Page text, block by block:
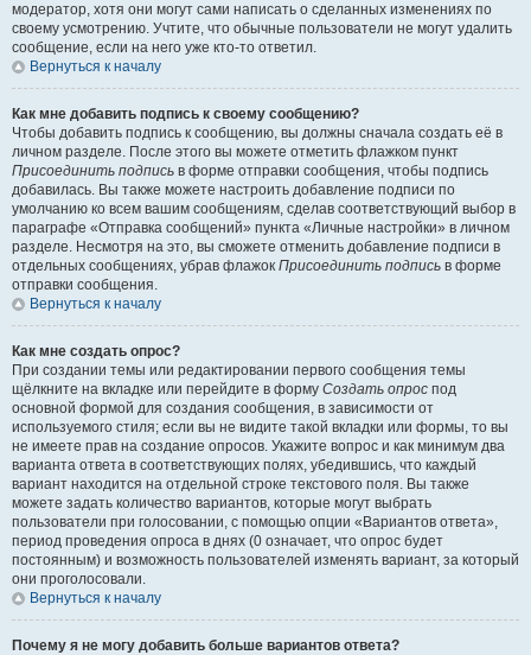
модератор, хотя они могут сами написать о сделанных изменениях по
своему усмотрению. Учтите, что обычные пользователи не могут удалить
сообщение, если на него уже кто-то ответил.
Вернуться к началу
Как мне добавить подпись к своему сообщению?
Чтобы добавить подпись к сообщению, вы должны сначала создать её в
личном разделе. После этого вы можете отметить флажком пункт
Присоединить подпись в форме отправки сообщения, чтобы подпись
добавилась. Вы также можете настроить добавление подписи по
умолчанию ко всем вашим сообщениям, сделав соответствующий выбор в
параграфе «Отправка сообщений» пункта «Личные настройки» в личном
разделе. Несмотря на это, вы сможете отменить добавление подписи в
отдельных сообщениях, убрав флажок Присоединить подпись в форме
отправки сообщения.
Вернуться к началу
Как мне создать опрос?
При создании темы или редактировании первого сообщения темы
щёлкните на вкладке или перейдите в форму Создать опрос под
основной формой для создания сообщения, в зависимости от
используемого стиля; если вы не видите такой вкладки или формы, то вы
не имеете прав на создание опросов. Укажите вопрос и как минимум два
варианта ответа в соответствующих полях, убедившись, что каждый
вариант находится на отдельной строке текстового поля. Вы также
можете задать количество вариантов, которые могут выбрать
пользователи при голосовании, с помощью опции «Вариантов ответа»,
период проведения опроса в днях (0 означает, что опрос будет
постоянным) и возможность пользователей изменять вариант, за который
они проголосовали.
Вернуться к началу
Почему я не могу добавить больше вариантов ответа?